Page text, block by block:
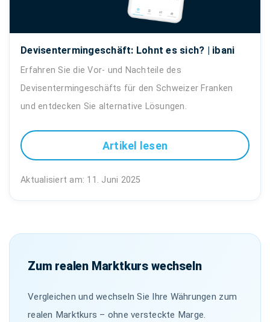
Devisentermingeschäft: Lohnt es sich? | ibani
Erfahren Sie die Vor- und Nachteile des
Devisentermingeschäfts für den Schweizer Franken
und entdecken Sie alternative Lösungen.
Artikel lesen
Aktualisiert am: 11. Juni 2025
Zum realen Marktkurs wechseln
Vergleichen und wechseln Sie Ihre Währungen zum
realen Marktkurs – ohne versteckte Marge.